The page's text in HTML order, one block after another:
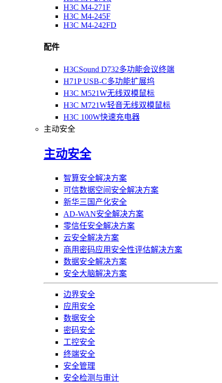
H3C M4-271F
H3C M4-245F
H3C M4-242FD
配件
H3CSound D732多功能会议终端
H71P USB-C多功能扩展坞
H3C M521W无线双模鼠标
H3C M721W轻音无线双模鼠标
H3C 100W快速充电器
主动安全
主动安全
智算安全解决方案
可信数据空间安全解决方案
新华三国产化安全
AD-WAN安全解决方案
零信任安全解决方案
云安全解决方案
商用密码应用安全性评估解决方案
数据安全解决方案
安全大脑解决方案
边界安全
应用安全
数据安全
密码安全
工控安全
终端安全
安全管理
安全检测与审计